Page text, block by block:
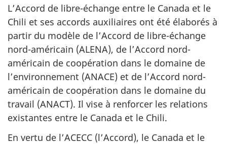
L’Accord de libre-échange entre le Canada et le
Chili et ses accords auxiliaires ont été élaborés à
partir du modèle de l’Accord de libre-échange
nord-américain (ALENA), de l’Accord nord-
américain de coopération dans le domaine de
l’environnement (ANACE) et de l’Accord nord-
américain de coopération dans le domaine du
travail (ANACT). Il vise à renforcer les relations
existantes entre le Canada et le Chili.
En vertu de l’ACECC (l’Accord), le Canada et le